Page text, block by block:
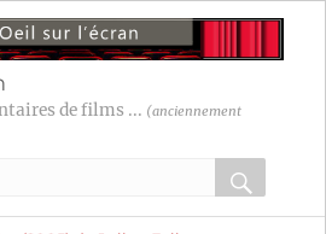
de films ... (anciennement
OK